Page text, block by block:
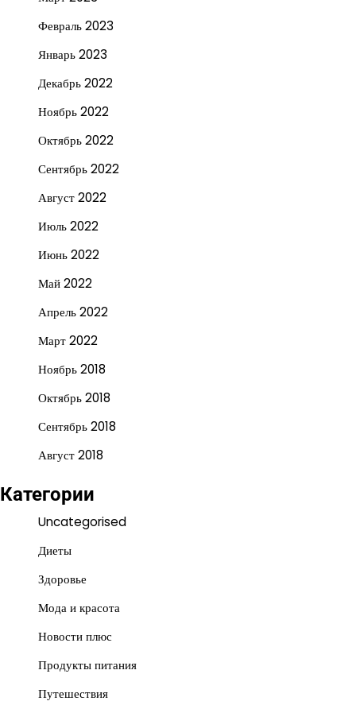
Февраль 2023
Январь 2023
Декабрь 2022
Ноябрь 2022
Октябрь 2022
Сентябрь 2022
Август 2022
Июль 2022
Июнь 2022
Май 2022
Апрель 2022
Март 2022
Ноябрь 2018
Октябрь 2018
Сентябрь 2018
Август 2018
Категории
Uncategorised
Диеты
Здоровье
Мода и красота
Новости плюс
Продукты питания
Путешествия